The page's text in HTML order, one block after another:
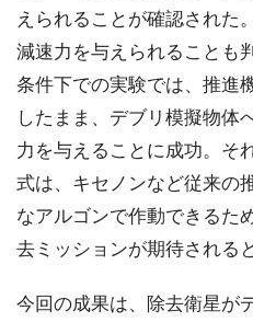
えられることが確認された
減速力を与えられることも
条件下での実験では、推進
したまま、デブリ模擬物体
力を与えることに成功。そ
式は、キセノンなど従来の
なアルゴンで作動できるた
去ミッションが期待される
今回の成果は、除去衛星が